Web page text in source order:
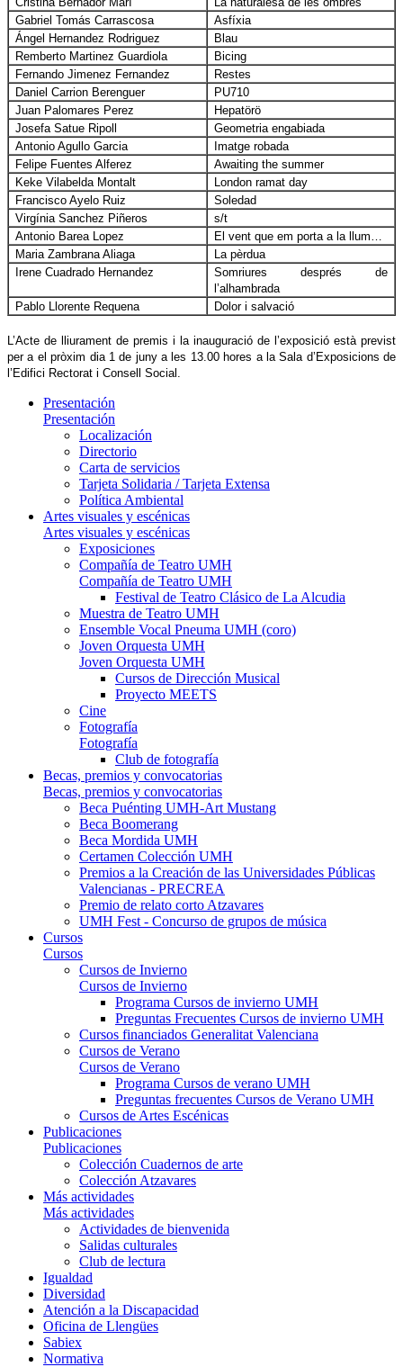
Gabriel Tomás Carrascosa
Asfíxia
Ángel Hernandez Rodriguez
Blau
Remberto Martinez Guardiola
Bicing
Fernando Jimenez Fernandez
Restes
Daniel Carrion Berenguer
PU710
Juan Palomares Perez
Hepatörö
Josefa Satue Ripoll
Geometria engabiada
Antonio Agullo Garcia
Imatge robada
Felipe Fuentes Alferez
Awaiting the summer
Keke Vilabelda Montalt
London ramat day
Francisco Ayelo Ruiz
Soledad
Virgínia Sanchez Piñeros
s/t
Antonio Barea Lopez
El vent que em porta a la llum…
Maria Zambrana Aliaga
La pèrdua
Irene Cuadrado Hernandez
Somriures després de
l’alhambrada
Pablo Llorente Requena
Dolor i salvació
L’Acte de lliurament de premis i la inauguració de l’exposició està previst
per a el pròxim dia 1 de juny a les 13.00 hores a la Sala d’Exposicions de
l’Edifici Rectorat i Consell Social.
Presentación
Presentación
Localización
Directorio
Carta de servicios
Tarjeta Solidaria / Tarjeta Extensa
Política Ambiental
Artes visuales y escénicas
Artes visuales y escénicas
Exposiciones
Compañía de Teatro UMH
Compañía de Teatro UMH
Festival de Teatro Clásico de La Alcudia
Muestra de Teatro UMH
Ensemble Vocal Pneuma UMH (coro)
Joven Orquesta UMH
Joven Orquesta UMH
Cursos de Dirección Musical
Proyecto MEETS
Cine
Fotografía
Fotografía
Club de fotografía
Becas, premios y convocatorias
Becas, premios y convocatorias
Beca Puénting UMH-Art Mustang
Beca Boomerang
Beca Mordida UMH
Certamen Colección UMH
Premios a la Creación de las Universidades Públicas
Valencianas - PRECREA
Premio de relato corto Atzavares
UMH Fest - Concurso de grupos de música
Cursos
Cursos
Cursos de Invierno
Cursos de Invierno
Programa Cursos de invierno UMH
Preguntas Frecuentes Cursos de invierno UMH
Cursos financiados Generalitat Valenciana
Cursos de Verano
Cursos de Verano
Programa Cursos de verano UMH
Preguntas frecuentes Cursos de Verano UMH
Cursos de Artes Escénicas
Publicaciones
Publicaciones
Colección Cuadernos de arte
Colección Atzavares
Más actividades
Más actividades
Actividades de bienvenida
Salidas culturales
Club de lectura
Igualdad
Diversidad
Atención a la Discapacidad
Oficina de Llengües
Sabiex
Normativa